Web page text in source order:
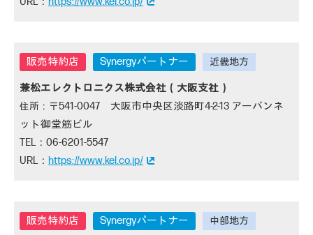
Synergyパートナー
兼松エレクトロニクス株式会社（大阪支社）
541-0047 大阪市中央区淡路町4-2-13 アーバンネ
ット御堂筋ビル
06-6201-5547
https://www.kel.co.jp/
Synergyパートナー